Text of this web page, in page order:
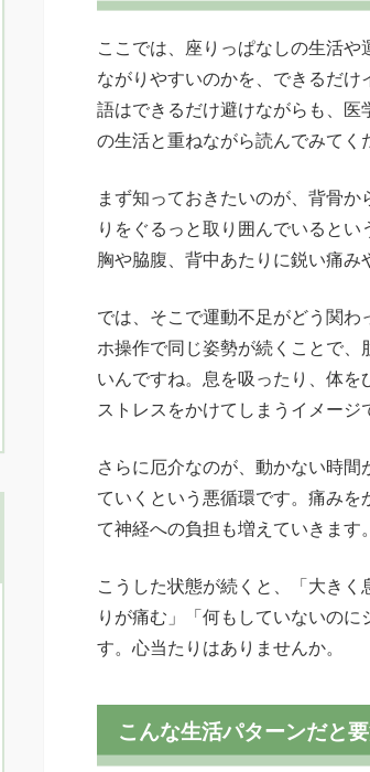
ここでは、座りっぱなしの生活
ながりやすいのかを、できるだ
語はできるだけ避けながらも、
の生活と重ねながら読んでみてく
まず知っておきたいのが、背骨
りをぐるっと取り囲んでいるとい
胸や脇腹、背中あたりに鋭い痛み
では、そこで運動不足がどう関
ホ操作で同じ姿勢が続くことで
いんですね。息を吸ったり、体
ストレスをかけてしまうイメージ
さらに厄介なのが、動かない時
ていくという悪循環です。痛み
て神経への負担も増えていきます。
こうした状態が続くと、「大き
りが痛む」「何もしていないの
す。心当たりはありませんか。
こんな生活パターンだと